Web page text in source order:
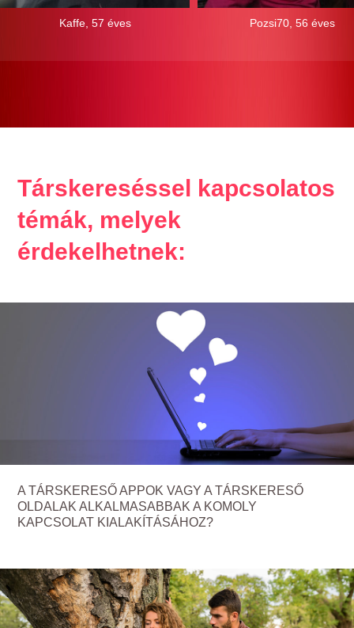
Kaffe, 57 éves Pozsi70, 56 éves
Társkereséssel kapcsolatos
témák, melyek
érdekelhetnek:
A TÁRSKERESŐ APPOK VAGY A TÁRSKERESŐ
OLDALAK ALKALMASABBAK A KOMOLY
KAPCSOLAT KIALAKÍTÁSÁHOZ?